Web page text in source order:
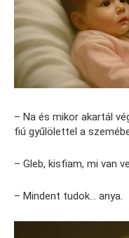
– Na és mikor akartál
fiú gyűlölettel a
– Gleb, kisfiam, mi van
– Mindent tudok… anya.